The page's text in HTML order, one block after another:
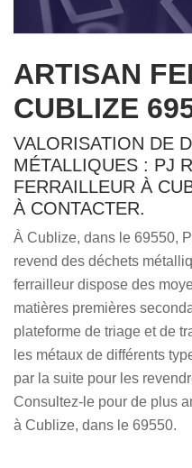
ARTISAN
CUBLIZE
VALORISATION DE
MÉTALLIQUES : PJ
FERRAILLEUR À
À CONTACTER.
À Cublize, dans le 69550,
revend des déchets
ferrailleur dispose des
matières premières
plateforme de triage et de
les métaux de différents
par la suite pour les
Consultez-le pour de plus
à Cublize, dans le 69550.